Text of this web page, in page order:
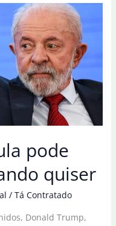
pode
quiser
/ Tá Contratado
Donald Trump,